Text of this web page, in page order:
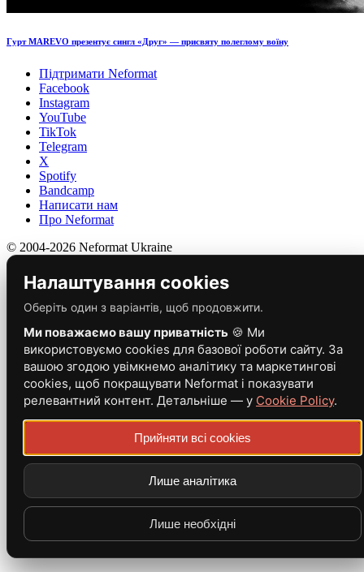
Гурт MAREVO презентує сингл «Друг» — присвяту полеглому воїну
Підтримати Neformat
Facebook
Instagram
YouTube
TikTok
Telegram
X
Spotify
Bandcamp
Написати нам
Про Neformat
© 2004-2026 Neformat Ukraine
Налаштування cookies
Оберіть один з варіантів, щоб продовжити.
Ми поважаємо вашу приватність 🍪 Ми
використовуємо cookies для базової роботи сайту. За
вашою згодою увімкнемо аналітику та маркетингові
cookies, щоб покращувати Neformat і показувати
релевантний контент. Детальніше — у Cookie Policy.
Прийняти всі cookies
Лише аналітика
Лише необхідні